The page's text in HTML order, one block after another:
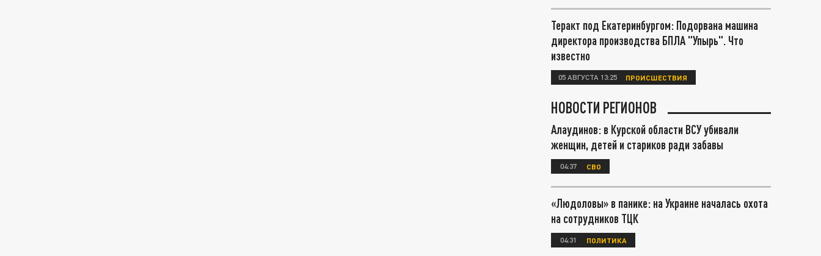
Теракт под Екатеринбургом: Подорвана машина
директора производства БПЛА "Упырь". Что
известно
05 АВГУСТА 13:25 ПРОИСШЕСТВИЯ
НОВОСТИ РЕГИОНОВ
Алаудинов: в Курской области ВСУ убивали
женщин, детей и стариков ради забавы
04:37 СВО
«Людоловы» в панике: на Украине началась охота
на сотрудников ТЦК
04:31 ПОЛИТИКА